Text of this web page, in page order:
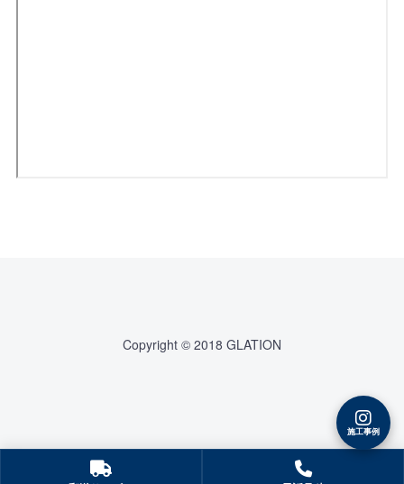
Copyright © 2018 GLATION
施工事例